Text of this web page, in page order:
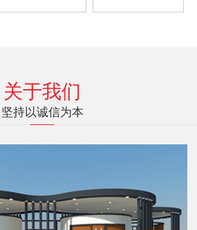
关于我们
坚持以诚信为本